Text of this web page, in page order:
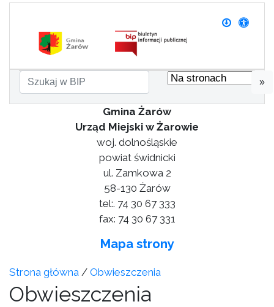
»
Gmina Żarów
Urząd Miejski w Żarowie
woj. dolnośląskie
powiat świdnicki
ul. Zamkowa 2
58-130 Żarów
tel:. 74 30 67 333
fax: 74 30 67 331
Mapa strony
Strona główna / Obwieszczenia
Obwieszczenia